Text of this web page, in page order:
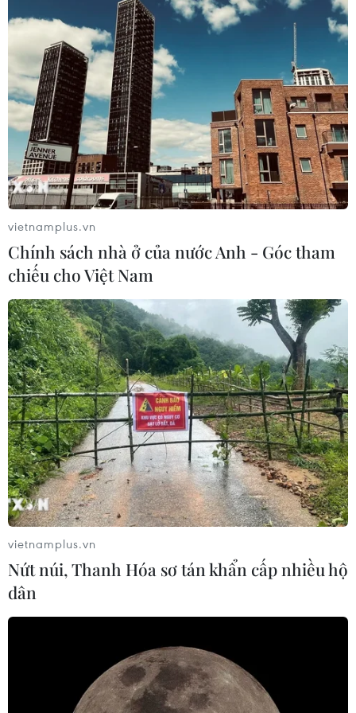
OpenAI ra mắt các công cụ Codex
mới dành cho công việc văn phòng
02/06/2026 23:43
Nvidia ra mắt chip dành cho laptop
chạy Windows trong kỷ nguyên AI
01/06/2026 12:06
Xem thêm
CƠ QUAN CHỦ QUẢN: THÔNG TẤN XÃ VIỆT NAM
Tổng Biên tập: TRẦN TIẾN DUẨN
Phó Tổng Biên tập: NGUYỄN THỊ TÁM, KHÚC THANH
THỦY
Sở hữu trí tuệ
Quy định sử dụng
RSS
Hỗ trợ
Ngôn ngữ
Dịch vụ tin
Quảng cáo
Giấy phép số: 1374/GP-BTTTT do Bộ Thông tin và Truyền thông
cấp ngày 11/9/2008.
vietnamplus.vn
Chính sách nhà ở của nước Anh - Góc tham
chiếu cho Việt Nam
vietnamplus.vn
Nứt núi, Thanh Hóa sơ tán khẩn cấp nhiều hộ
dân